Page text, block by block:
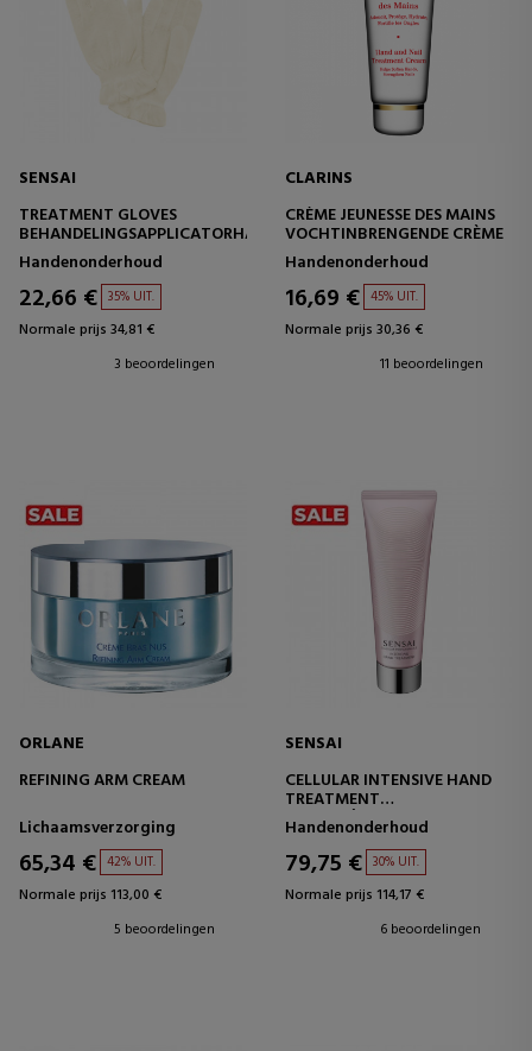
SENSAI
TREATMENT GLOVES
BEHANDELINGSAPPLICATORHANDSCHOENEN
Handenonderhoud
22,66 € 35% UIT.
Normale prijs 34,81 €
3 beoordelingen
CLARINS
CRÈME JEUNESSE DES MAINS
VOCHTINBRENGENDE CRÈME
Handenonderhoud
16,69 € 45% UIT.
Normale prijs 30,36 €
11 beoordelingen
ORLANE
REFINING ARM CREAM
Lichaamsverzorging
65,34 € 42% UIT.
Normale prijs 113,00 €
5 beoordelingen
SENSAI
CELLULAR INTENSIVE HAND
TREATMENT
HANDCRÈME
Handenonderhoud
79,75 € 30% UIT.
Normale prijs 114,17 €
6 beoordelingen